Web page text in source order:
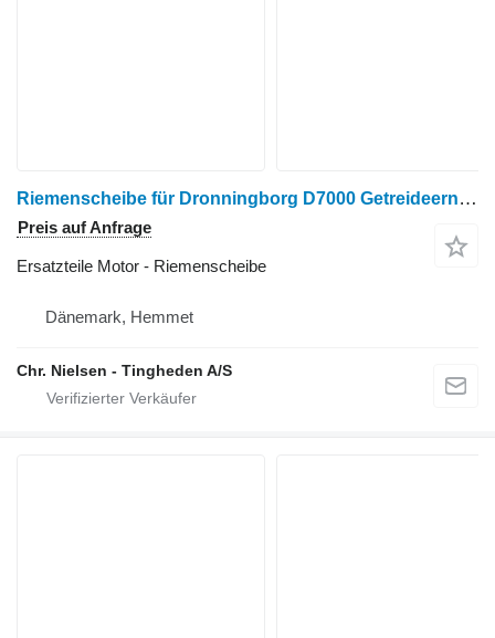
Riemenscheibe für Dronningborg D7000 Getreideernter
Preis auf Anfrage
Ersatzteile Motor - Riemenscheibe
Dänemark, Hemmet
Chr. Nielsen - Tingheden A/S